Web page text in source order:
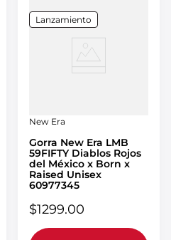
Lanzamiento
New Era
Gorra New Era LMB
59FIFTY Diablos Rojos
del México x Born x
Raised Unisex
60977345
$1299.00